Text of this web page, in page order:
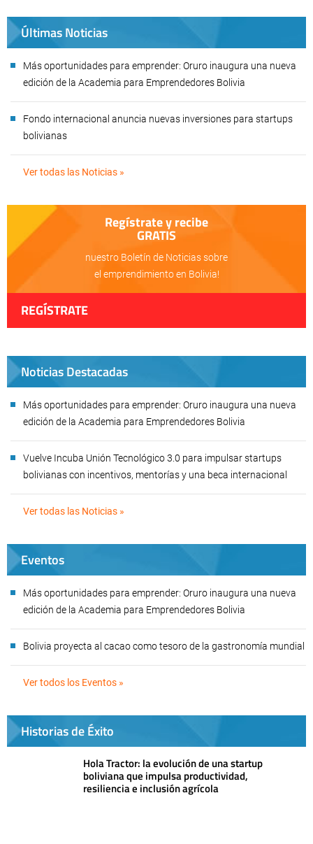
Últimas Noticias
Más oportunidades para emprender: Oruro inaugura una nueva
edición de la Academia para Emprendedores Bolivia
Fondo internacional anuncia nuevas inversiones para startups
bolivianas
Ver todas las Noticias »
Regístrate y recibe
GRATIS
nuestro Boletín de Noticias sobre
el emprendimiento en Bolivia!
REGÍSTRATE
Noticias Destacadas
Más oportunidades para emprender: Oruro inaugura una nueva
edición de la Academia para Emprendedores Bolivia
Vuelve Incuba Unión Tecnológico 3.0 para impulsar startups
bolivianas con incentivos, mentorías y una beca internacional
Ver todas las Noticias »
Eventos
Más oportunidades para emprender: Oruro inaugura una nueva
edición de la Academia para Emprendedores Bolivia
Bolivia proyecta al cacao como tesoro de la gastronomía mundial
Ver todos los Eventos »
Historias de Éxito
Hola Tractor: la evolución de una startup
boliviana que impulsa productividad,
resiliencia e inclusión agrícola